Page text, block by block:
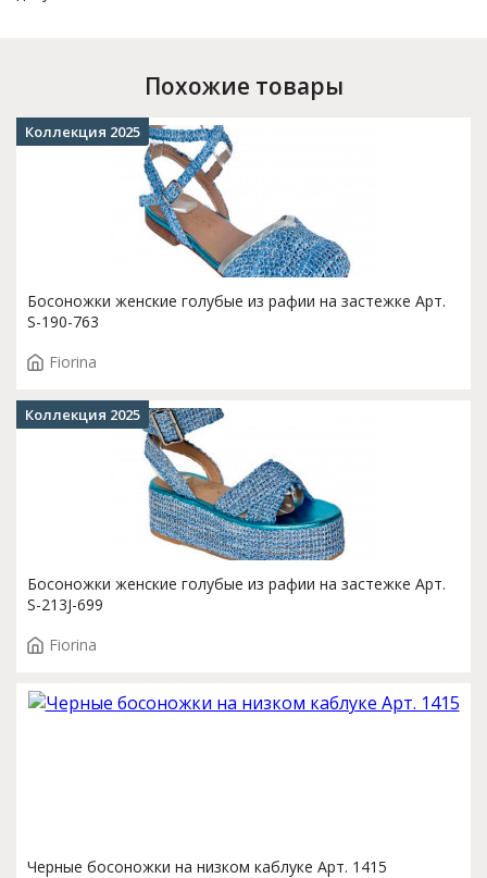
Похожие товары
Босоножки женские голубые из рафии на застежке Арт.
S-190-763
Fiorina
Коллекция 2025
Босоножки женские голубые из рафии на застежке Арт.
S-213J-699
Fiorina
Коллекция 2025
Черные босоножки на низком каблуке Арт. 1415